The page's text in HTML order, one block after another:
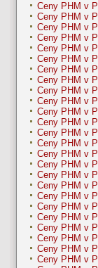
Ceny PHM v
Ceny PHM v
Ceny PHM v
Ceny PHM v
Ceny PHM v
Ceny PHM v
Ceny PHM v
Ceny PHM v
Ceny PHM v
Ceny PHM v
Ceny PHM v
Ceny PHM v
Ceny PHM v
Ceny PHM v
Ceny PHM v
Ceny PHM v
Ceny PHM v
Ceny PHM v
Ceny PHM v
Ceny PHM v
Ceny PHM v
Ceny PHM v
Ceny PHM v
Ceny PHM v
Ceny PHM v